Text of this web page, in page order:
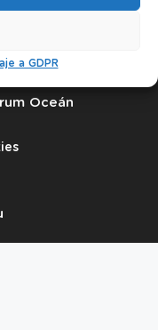
a GDPR
Oceán